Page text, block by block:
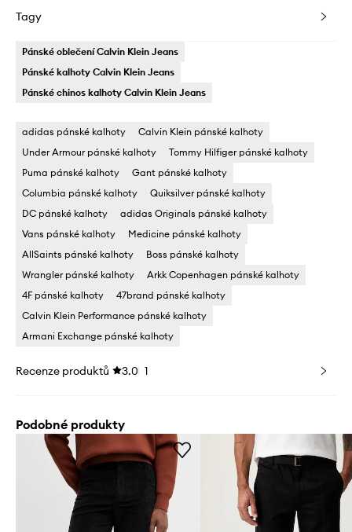
Tagy
Pánské oblečení Calvin Klein Jeans
Pánské kalhoty Calvin Klein Jeans
Pánské chinos kalhoty Calvin Klein Jeans
adidas pánské kalhoty
Calvin Klein pánské kalhoty
Under Armour pánské kalhoty
Tommy Hilfiger pánské kalhoty
Puma pánské kalhoty
Gant pánské kalhoty
Columbia pánské kalhoty
Quiksilver pánské kalhoty
DC pánské kalhoty
adidas Originals pánské kalhoty
Vans pánské kalhoty
Medicine pánské kalhoty
AllSaints pánské kalhoty
Boss pánské kalhoty
Wrangler pánské kalhoty
Arkk Copenhagen pánské kalhoty
4F pánské kalhoty
47brand pánské kalhoty
Calvin Klein Performance pánské kalhoty
Armani Exchange pánské kalhoty
Recenze produktů 3.0 1
Podobné produkty